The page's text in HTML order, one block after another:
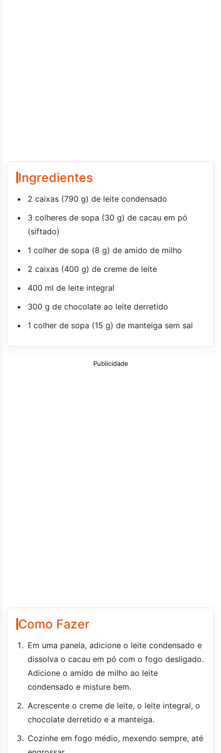
Ingredientes
2 caixas (790 g) de leite condensado
3 colheres de sopa (30 g) de cacau em pó
(siftado)
1 colher de sopa (8 g) de amido de milho
2 caixas (400 g) de creme de leite
400 ml de leite integral
300 g de chocolate ao leite derretido
1 colher de sopa (15 g) de manteiga sem sal
Publicidade
Como Fazer
Em uma panela, adicione o leite condensado e
dissolva o cacau em pó com o fogo desligado.
Adicione o amido de milho ao leite
condensado e misture bem.
Acrescente o creme de leite, o leite integral, o
chocolate derretido e a manteiga.
Cozinhe em fogo médio, mexendo sempre, até